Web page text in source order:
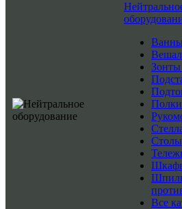
Полки
Столы
Все